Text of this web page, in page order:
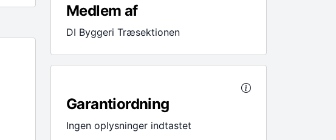
Medlem af
DI Byggeri Træsektionen
Garantiordning
Ingen oplysninger indtastet